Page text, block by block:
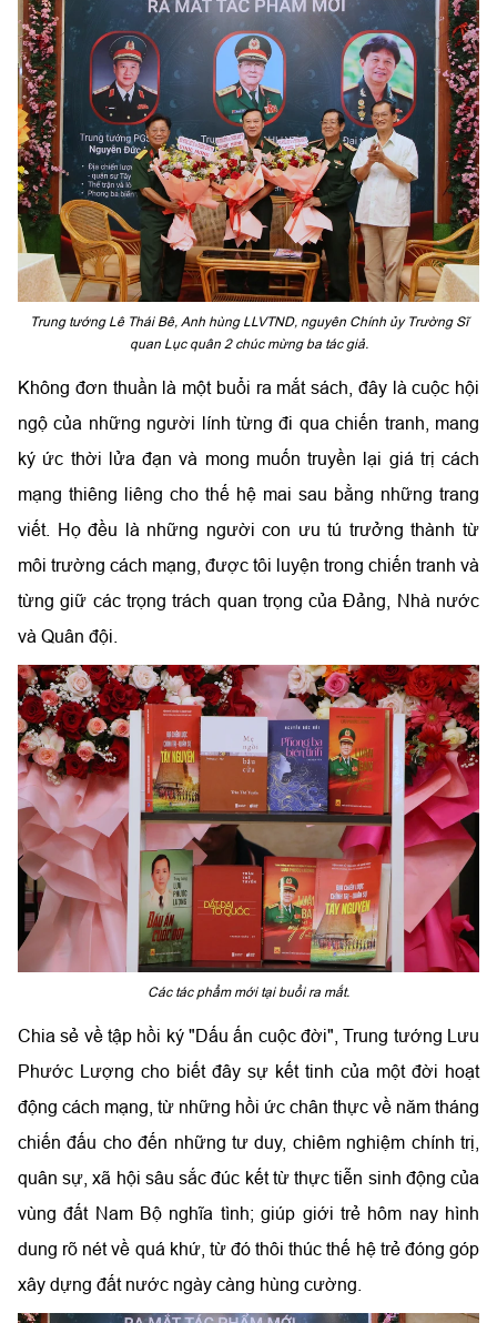
Trung tướng Lê Thái Bê, Anh hùng LLVTND, nguyên Chính ủy Trường Sĩ
quan Lục quân 2 chúc mừng ba tác giả.
Không đơn thuần là một buổi ra mắt sách, đây là cuộc hội
ngộ của những người lính từng đi qua chiến tranh, mang
ký ức thời lửa đạn và mong muốn truyền lại giá trị cách
mạng thiêng liêng cho thế hệ mai sau bằng những trang
viết. Họ đều là những người con ưu tú trưởng thành từ
môi trường cách mạng, được tôi luyện trong chiến tranh và
từng giữ các trọng trách quan trọng của Đảng, Nhà nước
và Quân đội.
Các tác phẩm mới tại buổi ra mắt.
Chia sẻ về tập hồi ký "Dấu ấn cuộc đời", Trung tướng Lưu
Phước Lượng cho biết đây sự kết tinh của một đời hoạt
động cách mạng, từ những hồi ức chân thực về năm tháng
chiến đấu cho đến những tư duy, chiêm nghiệm chính trị,
quân sự, xã hội sâu sắc đúc kết từ thực tiễn sinh động của
vùng đất Nam Bộ nghĩa tình; giúp giới trẻ hôm nay hình
dung rõ nét về quá khứ, từ đó thôi thúc thế hệ trẻ đóng góp
xây dựng đất nước ngày càng hùng cường.